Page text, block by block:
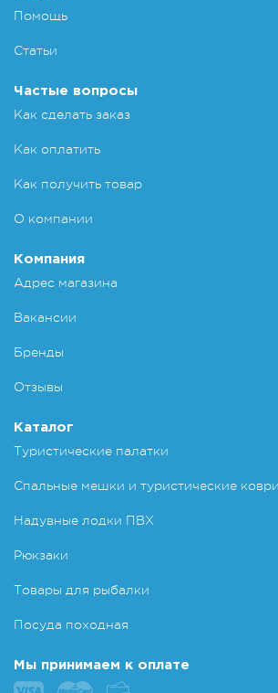
Помощь
Статьи
Частые вопросы
Как сделать заказ
Как оплатить
Как получить товар
О компании
Компания
Адрес магазина
Вакансии
Бренды
Отзывы
Каталог
Туристические палатки
Спальные мешки и туристические
Надувные лодки ПВХ
Рюкзаки
Товары для рыбалки
Посуда походная
Мы принимаем к оплате